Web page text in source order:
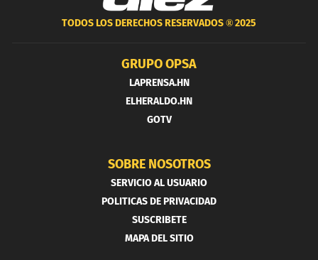
TODOS LOS DERECHOS RESERVADOS ®2025
GRUPO OPSA
LAPRENSA.HN
ELHERALDO.HN
GOTV
SOBRE NOSOTROS
SERVICIO AL USUARIO
POLITICAS DE PRIVACIDAD
SUSCRIBETE
MAPA DEL SITIO